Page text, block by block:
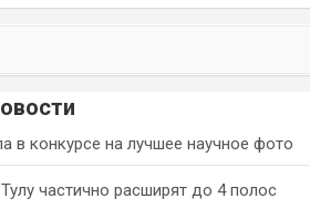
в конкурсе на лучшее научное фото
частично расширят до 4 полос